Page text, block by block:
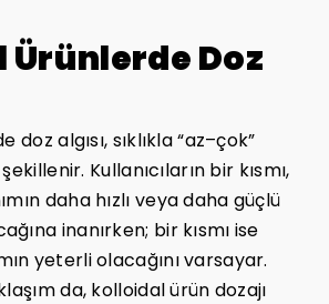
Doz
algısı, sıklıkla “az–çok”
Kullanıcıların bir kısmı,
daha hızlı veya daha güçlü
inanırken; bir kısmı ise
yeterli olacağını varsayar.
da, kolloidal ürün dozajı